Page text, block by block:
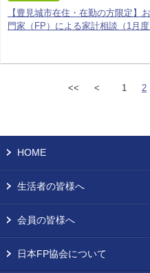
【豊見城市在住・在勤の方限定】
門家（FP）による家計相談（1月度
<< < 1 2
HOME
生活者の皆様へ
会員の皆様へ
日本FP協会について